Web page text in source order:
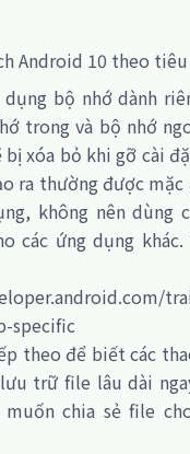
Android 10 theo
dụng bộ nhớ dành
trong và bộ nhớ
xóa bỏ khi gỡ cài
ra thường được mặc
không nên dùng
các ứng dụng
specific
theo để biết các
trữ file lâu dài
chia sẻ file